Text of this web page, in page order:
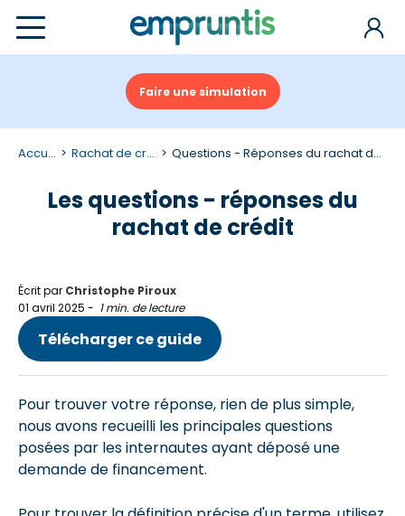
Faire une simulation
Accueil Rachat de credit Questions - Réponses du rachat de credit
Les questions - réponses du
rachat de crédit
Écrit par Christophe Piroux
01 avril 2025 - 1 min. de lecture
Télécharger ce guide
Pour trouver votre réponse, rien de plus simple,
nous avons recueilli les principales questions
posées par les internautes ayant déposé une
demande de financement.